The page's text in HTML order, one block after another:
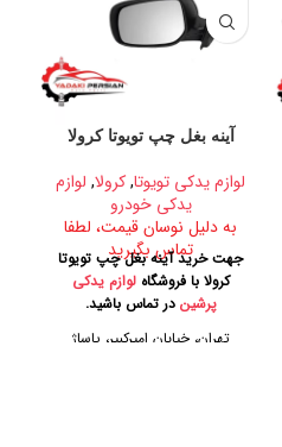
آینه بغل چپ تویوتا کرولا
لوازم یدکی تویوتا,کرولا, لوازم
یدکی خودرو
به دلیل نوسان قیمت، لطفا
تماس بگیرید
جهت خرید آینه بغل چپ تویوتا
کرولا با فروشگاهلوازم یدکی
پرشین در تماس باشید.
تهران، خیابان امیرکبیر، پاساژ